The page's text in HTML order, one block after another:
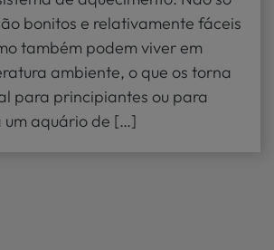
bonitos e relativamente fáceis
também podem viver em
ambiente, o que os torna
para principiantes ou para
um aquário de […]